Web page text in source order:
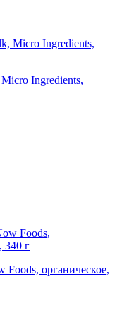
Ingredients,
органическое,